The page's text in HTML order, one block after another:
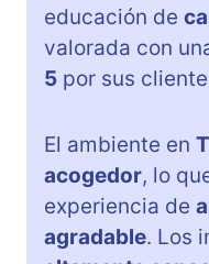
educación de
valorada con
5 por sus
El ambiente en
acogedor, lo
experiencia de
agradable. Los